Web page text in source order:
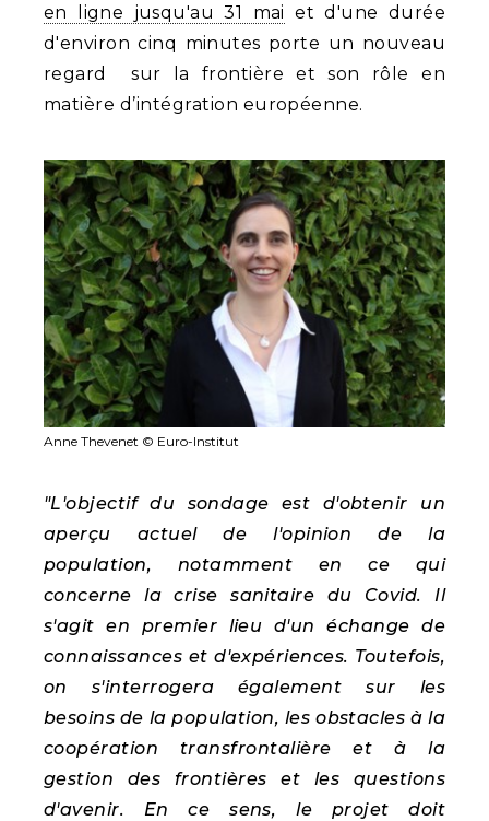
en ligne jusqu'au 31 mai et d'une durée
d'environ cinq minutes porte un nouveau
regard sur la frontière et son rôle en
matière d’intégration européenne.
Anne Thevenet © Euro-Institut
"L'objectif du sondage est d'obtenir un
aperçu actuel de l'opinion de la
population, notamment en ce qui
concerne la crise sanitaire du Covid. Il
s'agit en premier lieu d'un échange de
connaissances et d'expériences. Toutefois,
on s'interrogera également sur les
besoins de la population, les obstacles à la
coopération transfrontalière et à la
gestion des frontières et les questions
d'avenir. En ce sens, le projet doit